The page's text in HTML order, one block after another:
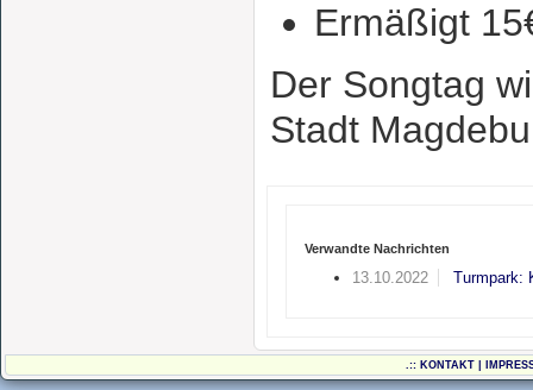
Ermäßigt
Der Songtag
Stadt
Verwandte Nachrichten
13.10.2022 Turmpark:
.:: KONTAKT|